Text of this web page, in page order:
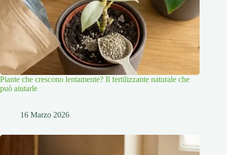
Piante che crescono lentamente? Il fertilizzante naturale che
può aiutarle
16 Marzo 2026